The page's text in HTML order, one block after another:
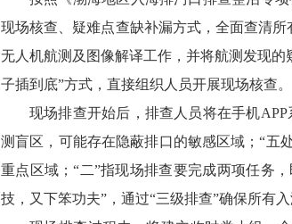
现场核查、疑难点查缺补漏方式，全面查清
无人机航测及图像解译工作，并将航测发现
子插到底”方式，直接组织人员开展现场核查。
现场排查开始后，排查人员将在手机APP
测盲区，可能存在隐蔽排口的敏感区域；“五
重点区域；“二”指现场排查要完成两项任务
技，又下笨功夫”，通过“三级排查”确保所有入